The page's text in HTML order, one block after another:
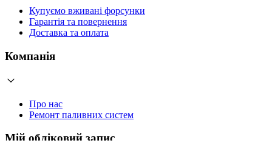
Купуємо вживані форсунки
Гарантія та повернення
Доставка та оплата
Компанія
Про нас
Ремонт паливних систем
Мій обліковий запис